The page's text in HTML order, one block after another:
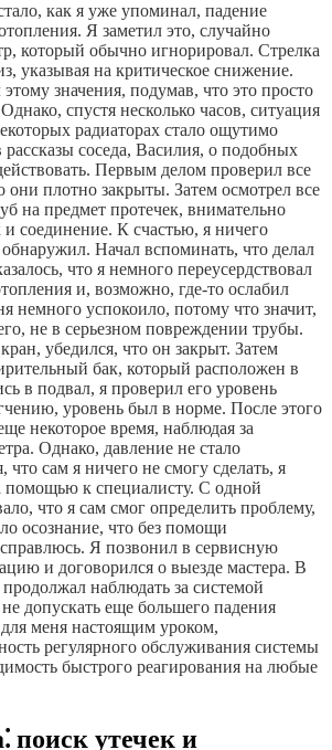
как я уже упоминал, падение
Я заметил это, случайно
который обычно игнорировал. Стрелка
указывая на критическое снижение.
значения, подумав, что это просто
спустя несколько часов, ситуация
радиаторах стало ощутимо
соседа, Василия, о подобных
Первым делом проверил все
они плотно закрыты. Затем осмотрел все
на предмет протечек, внимательно
соединение. К счастью, я ничего
Начал вспоминать, что делал
что я немного переусердствовал
и, возможно, где-то ослабил
немного успокоило, потому что значит,
не в серьезном повреждении трубы.
убедился, что он закрыт. Затем
бак, который расположен в
в подвал, я проверил его уровень
уровень был в норме. После этого
некоторое время, наблюдая за
Однако, давление не стало
что сам я ничего не смогу сделать, я
помощью к специалисту. С одной
что я сам смог определить проблему,
осознание, что без помощи
Я позвонил в сервисную
и договорился о выезде мастера. В
наблюдать за системой
не допускать еще большего падения
меня настоящим уроком,
регулярного обслуживания системы
быстрого реагирования на любые
поиск утечек и